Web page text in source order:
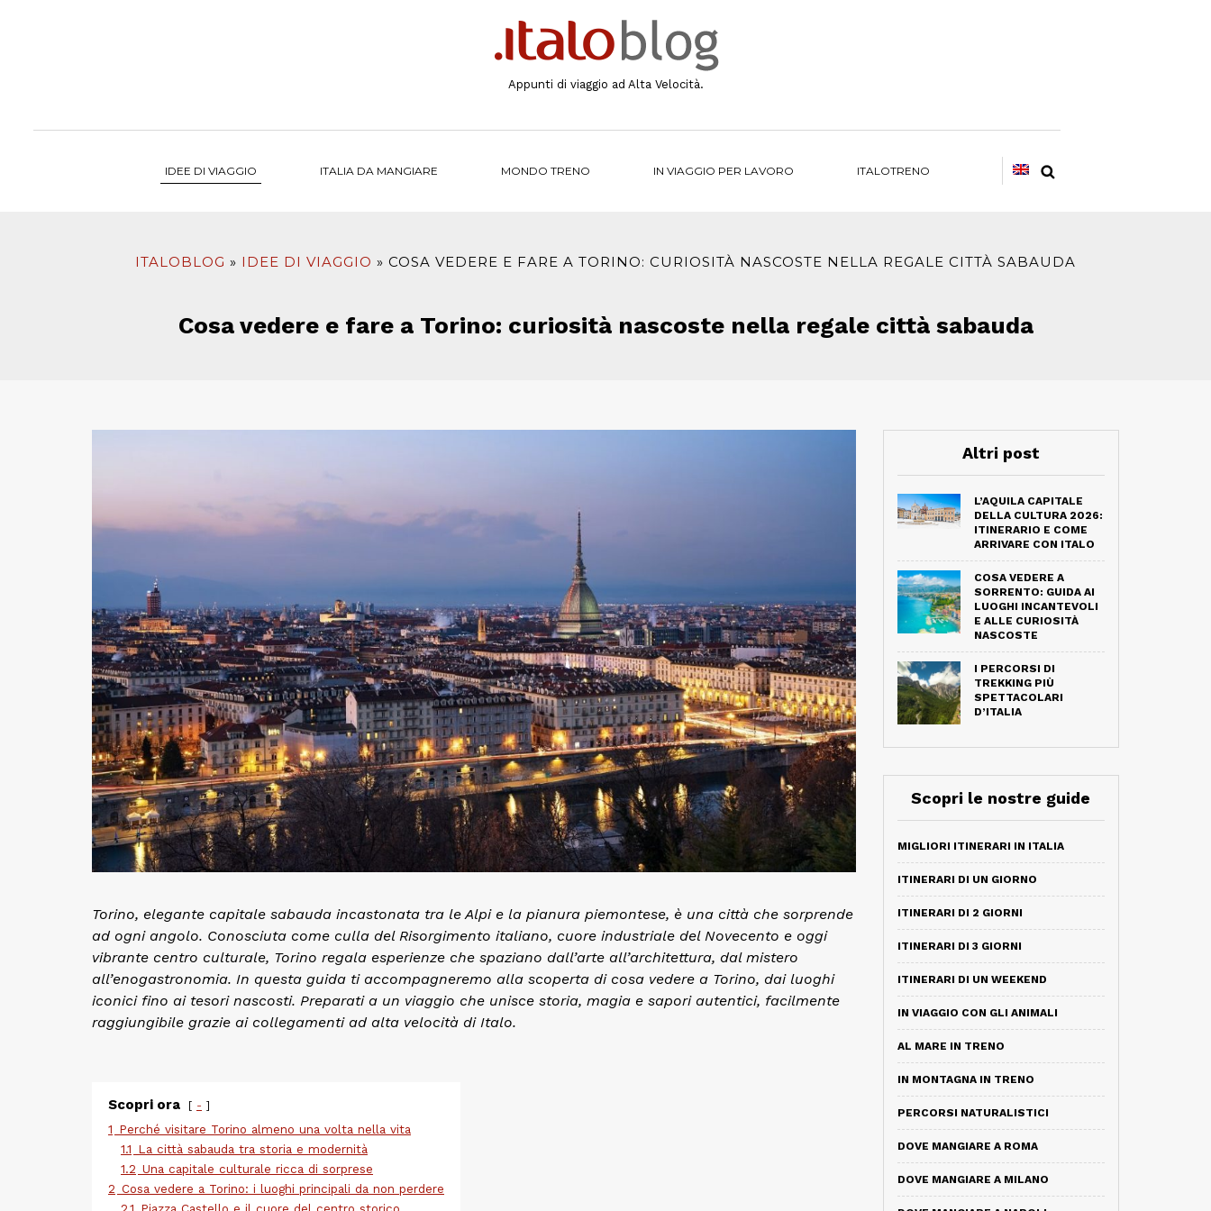
Appunti di viaggio ad Alta Velocità.
IDEE DI VIAGGIO ITALIA DA MANGIARE MONDO TRENO IN VIAGGIO PER LAVORO ITALOTRENO
ITALOBLOG IDEE DI VIAGGIO COSA VEDERE E FARE A TORINO: CURIOSITÀ NASCOSTE NELLA REGALE CITTÀ SABAUDA
Cosa vedere e fare a Torino: curiosità nascoste nella regale città sabauda
Torino, elegante capitale sabauda incastonata tra le Alpi e la pianura piemontese, è una città che sorprende
ad ogni angolo. Conosciuta come culla del Risorgimento italiano, cuore industriale del Novecento e oggi
vibrante centro culturale, Torino regala esperienze che spaziano dall’arte all’architettura, dal mistero
all’enogastronomia. In questa guida ti accompagneremo alla scoperta di cosa vedere a Torino, dai luoghi
iconici fino ai tesori nascosti. Preparati a un viaggio che unisce storia, magia e sapori autentici, facilmente
raggiungibile grazie ai collegamenti ad alta velocità di Italo.
Scopri ora -
1 Perché visitare Torino almeno una volta nella vita
1.1 La città sabauda tra storia e modernità
1.2 Una capitale culturale ricca di sorprese
2 Cosa vedere a Torino: i luoghi principali da non perdere
2.1 Piazza Castello e il cuore del centro storico
Altri post
L’AQUILA CAPITALE
DELLA CULTURA 2026:
ITINERARIO E COME
ARRIVARE CON ITALO
COSA VEDERE A
SORRENTO: GUIDA AI
LUOGHI INCANTEVOLI
E ALLE CURIOSITÀ
NASCOSTE
I PERCORSI DI
TREKKING PIÙ
SPETTACOLARI
D’ITALIA
Scopri le nostre guide
MIGLIORI ITINERARI IN ITALIA
ITINERARI DI UN GIORNO
ITINERARI DI 2 GIORNI
ITINERARI DI 3 GIORNI
ITINERARI DI UN WEEKEND
IN VIAGGIO CON GLI ANIMALI
AL MARE IN TRENO
IN MONTAGNA IN TRENO
PERCORSI NATURALISTICI
DOVE MANGIARE A ROMA
DOVE MANGIARE A MILANO